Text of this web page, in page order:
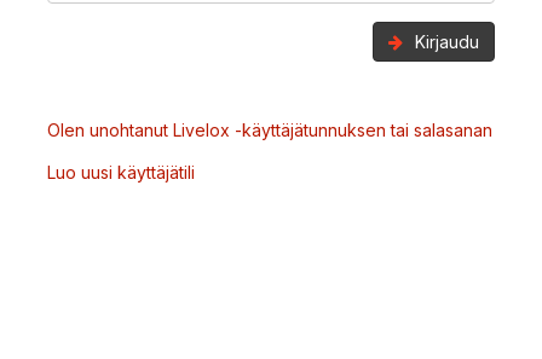
Kirjaudu
Olen unohtanut Livelox -käyttäjätunnuksen tai salasanan
Luo uusi käyttäjätili